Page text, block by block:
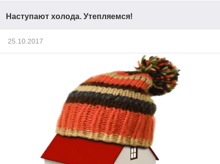
Наступают холода. Утепляемся!
25.10.2017